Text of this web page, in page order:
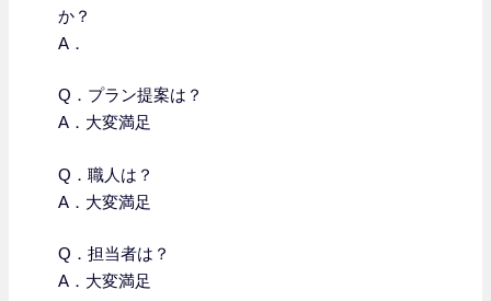
か？
A．
Q．プラン提案は？
A．大変満足
Q．職人は？
A．大変満足
Q．担当者は？
A．大変満足